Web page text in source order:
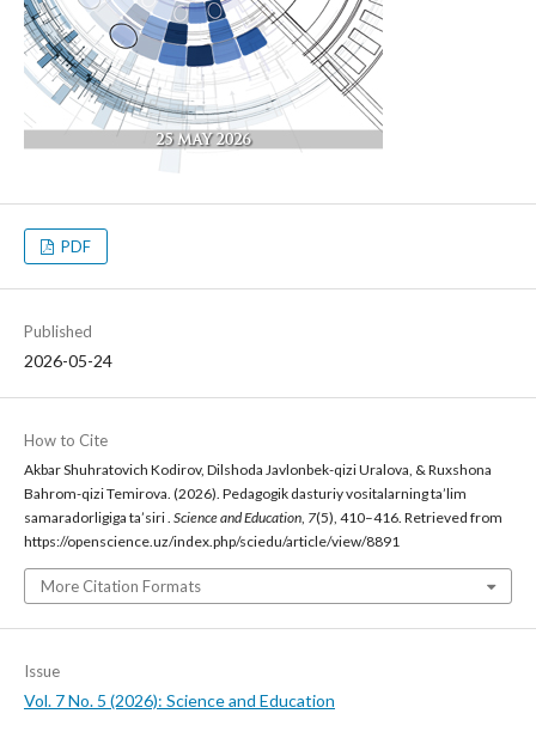
PDF
Published
2026-05-24
How to Cite
Akbar Shuhratovich Kodirov, Dilshoda Javlonbek-qizi Uralova, & Ruxshona
Bahrom-qizi Temirova. (2026). Pedagogik dasturiy vositalarning ta’lim
samaradorligiga ta’siri . Science and Education, 7(5), 410–416. Retrieved from
https://openscience.uz/index.php/sciedu/article/view/8891
More Citation Formats
Issue
Vol. 7 No. 5 (2026): Science and Education